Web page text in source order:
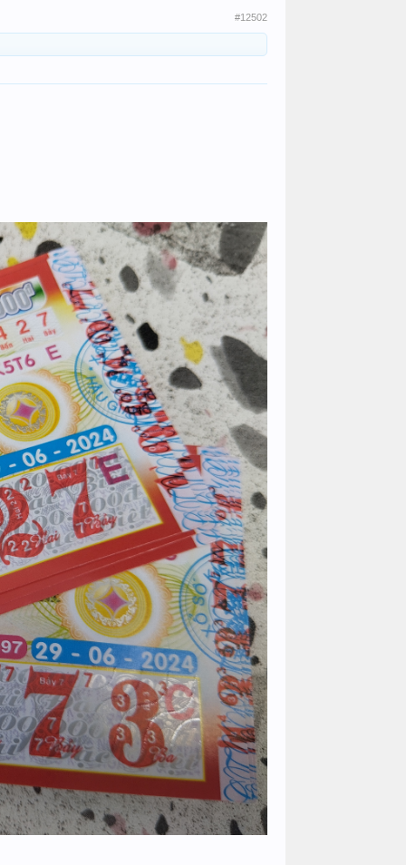
#12502